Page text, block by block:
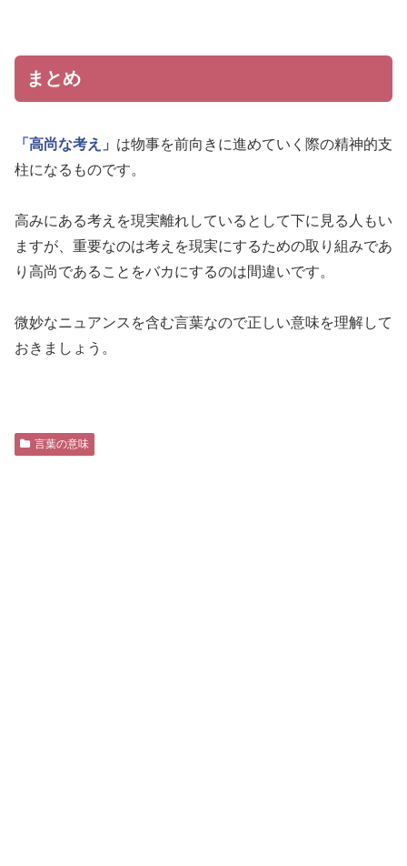
まとめ
「高尚な考え」 は物事を前向きに進めていく際の精神的支
柱になるものです。
高みにある考えを現実離れしているとして下に見る人もい
ますが、重要なのは考えを現実にするための取り組みであ
り高尚であることをバカにするのは間違いです。
微妙なニュアンスを含む言葉なので正しい意味を理解して
おきましょう。
言葉の意味